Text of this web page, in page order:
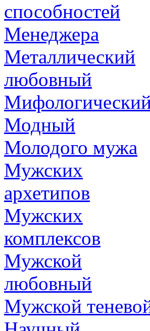
способностей
Менеджера
Металлический
любовный
Модный
Молодого мужа
Мужских
архетипов
Мужских
комплексов
Мужской
любовный
Мужской